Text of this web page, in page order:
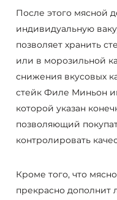
После этого мясной
индивидуальную
позволяет хранить
или в морозильной
снижения вкусовых
стейк Филе Миньон
которой указан
позволяющий
контролировать
Кроме того, что
прекрасно